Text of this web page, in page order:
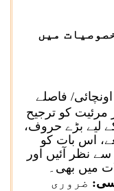
میں
فاصلے
کو ترجیح
لیے بڑے حروف،
اس بات کو
سے نظر آئیں اور
میں بھی۔
ضروری